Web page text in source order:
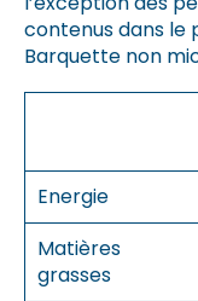
contenus dans le
Barquette non
Energie
Matières
grasses